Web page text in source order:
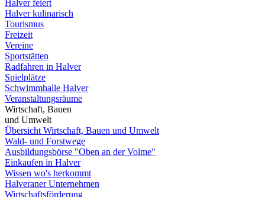
Halver feiert
Halver kulinarisch
Tourismus
Freizeit
Vereine
Sportstätten
Radfahren in Halver
Spielplätze
Schwimmhalle Halver
Veranstaltungsräume
Wirtschaft, Bauen
und Umwelt
Übersicht Wirtschaft, Bauen und Umwelt
Wald- und Forstwege
Ausbildungsbörse "Oben an der Volme"
Einkaufen in Halver
Wissen wo's herkommt
Halveraner Unternehmen
Wirtschaftsförderung